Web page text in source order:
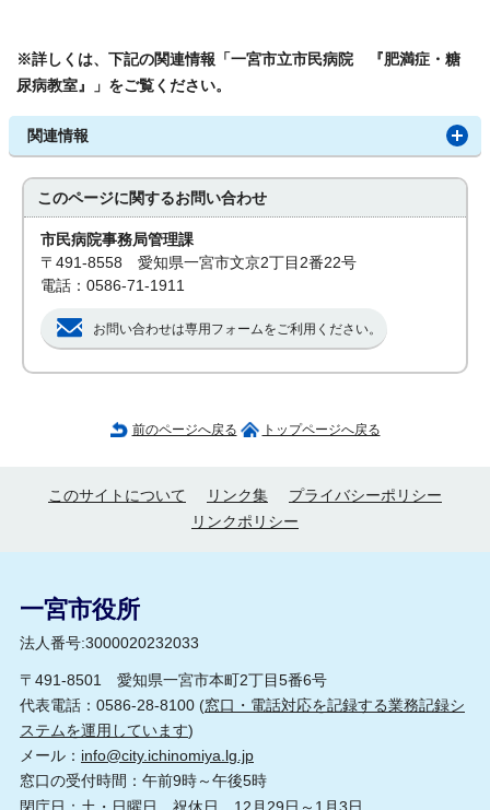
※詳しくは、下記の関連情報「一宮市立市民病院 『肥満症・糖
尿病教室』」をご覧ください。
関連情報
このページに関するお問い合わせ
市民病院事務局管理課
〒491-8558 愛知県一宮市文京2丁目2番22号
電話：0586-71-1911
お問い合わせは専用フォームをご利用ください。
前のページへ戻る トップページへ戻る
このサイトについて リンク集
プライバシーポリシー
リンクポリシー
一宮市役所
法人番号:3000020232033
〒491-8501 愛知県一宮市本町2丁目5番6号
代表電話：0586-28-8100 (窓口・電話対応を記録する業務記録シ
ステムを運用しています)
メール： info@city.ichinomiya.lg.jp
窓口の受付時間：午前9時～午後5時